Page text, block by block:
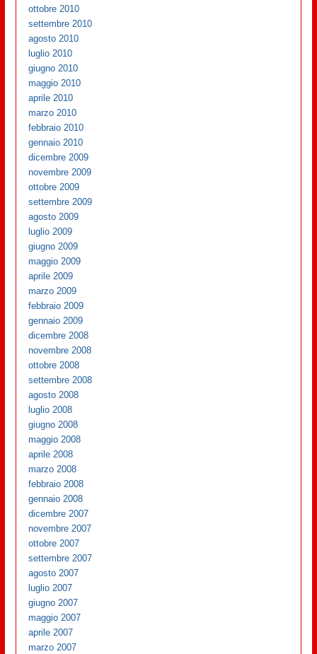
ottobre 2010
settembre 2010
agosto 2010
luglio 2010
giugno 2010
maggio 2010
aprile 2010
marzo 2010
febbraio 2010
gennaio 2010
dicembre 2009
novembre 2009
ottobre 2009
settembre 2009
agosto 2009
luglio 2009
giugno 2009
maggio 2009
aprile 2009
marzo 2009
febbraio 2009
gennaio 2009
dicembre 2008
novembre 2008
ottobre 2008
settembre 2008
agosto 2008
luglio 2008
giugno 2008
maggio 2008
aprile 2008
marzo 2008
febbraio 2008
gennaio 2008
dicembre 2007
novembre 2007
ottobre 2007
settembre 2007
agosto 2007
luglio 2007
giugno 2007
maggio 2007
aprile 2007
marzo 2007